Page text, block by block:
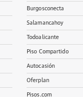
Burgosconecta
Salamancahoy
Todoalicante
Piso Compartido
Autocasión
Oferplan
Pisos.com